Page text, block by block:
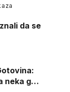
da se
neka g…